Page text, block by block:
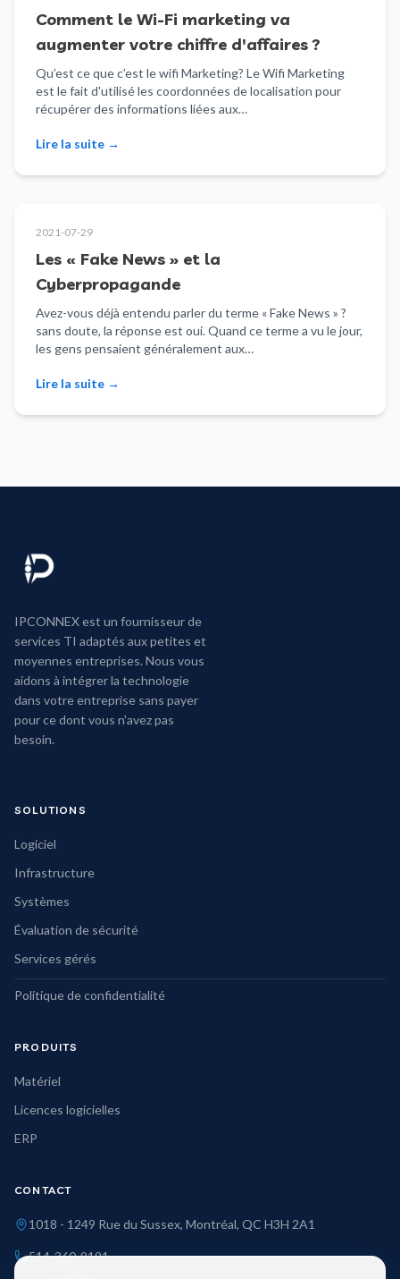
Comment le Wi-Fi marketing va
augmenter votre chiffre d'affaires ?
Qu’est ce que c’est le wifi Marketing? Le Wifi Marketing
est le fait d'utilisé les coordonnées de localisation pour
récupérer des informations liées aux…
Lire la suite →
2021-07-29
Les « Fake News » et la
Cyberpropagande
Avez-vous déjà entendu parler du terme « Fake News » ?
sans doute, la réponse est oui. Quand ce terme a vu le jour,
les gens pensaient généralement aux…
Lire la suite →
IPCONNEX est un fournisseur de
services TI adaptés aux petites et
moyennes entreprises. Nous vous
aidons à intégrer la technologie
dans votre entreprise sans payer
pour ce dont vous n'avez pas
besoin.
SOLUTIONS
Logiciel
Infrastructure
Systèmes
Évaluation de sécurité
Services gérés
Politique de confidentialité
PRODUITS
Matériel
Licences logicielles
ERP
CONTACT
1018 - 1249 Rue du Sussex, Montréal, QC H3H 2A1
514-360-9191